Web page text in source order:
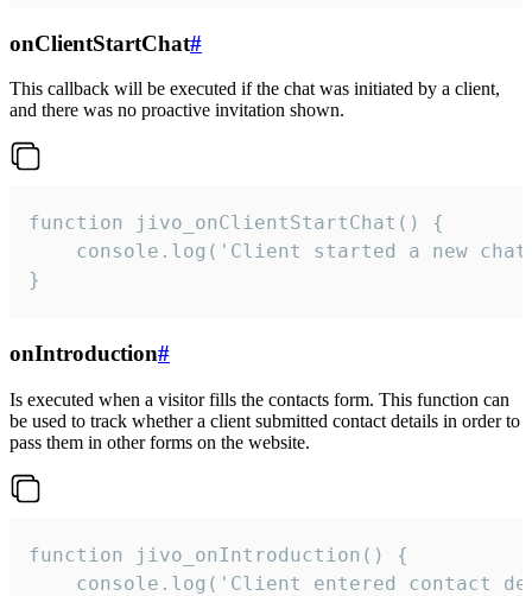
onClientStartChat#
This callback will be executed if the chat was initiated by a client,
and there was no proactive invitation shown.
function jivo_onClientStartChat() {
console.log('Client started a new
}
onIntroduction#
Is executed when a visitor fills the contacts form. This function can
be used to track whether a client submitted contact details in order to
pass them in other forms on the website.
function jivo_onIntroduction() {
console.log('Client entered contact